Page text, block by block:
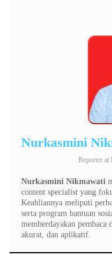
Nurkasmini
Reporter at
Nurkasmini Nikmawati
content specialist yang
Keahliannya meliputi
serta program bantuan
memberdayakan
akurat, dan aplikatif.